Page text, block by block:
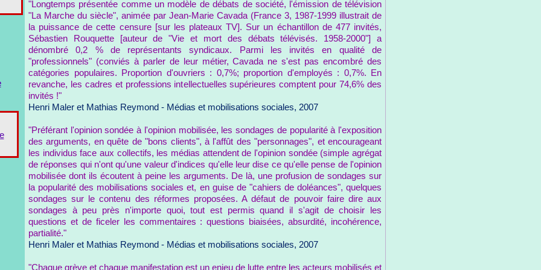
"Longtemps présentée comme un modèle de débats de société, l'émission de télévision
"La Marche du siècle", animée par Jean-Marie Cavada (France 3, 1987-1999 illustrait de
la puissance de cette censure [sur les plateaux TV]. Sur un échantillon de 477 invités,
Sébastien Rouquette [auteur de "Vie et mort des débats télévisés. 1958-2000"] a
dénombré 0,2 % de représentants syndicaux. Parmi les invités en qualité de
"professionnels" (conviés à parler de leur métier, Cavada ne s'est pas encombré des
catégories populaires. Proportion d'ouvriers : 0,7%; proportion d'employés : 0,7%. En
revanche, les cadres et professions intellectuelles supérieures comptent pour 74,6% des
invités !"
Henri Maler et Mathias Reymond - Médias et mobilisations sociales, 2007
"Préférant l'opinion sondée à l'opinion mobilisée, les sondages de popularité à l'exposition
des arguments, en quête de "bons clients", à l'affût des "personnages", et encourageant
les individus face aux collectifs, les médias attendent de l'opinion sondée (simple agrégat
de réponses qui n'ont qu'une valeur d'indices qu'elle leur dise ce qu'elle pense de l'opinion
mobilisée dont ils écoutent à peine les arguments. De là, une profusion de sondages sur
la popularité des mobilisations sociales et, en guise de "cahiers de doléances", quelques
sondages sur le contenu des réformes proposées. A défaut de pouvoir faire dire aux
sondages à peu près n'importe quoi, tout est permis quand il s'agit de choisir les
questions et de ficeler les commentaires : questions biaisées, absurdité, incohérence,
partialité."
Henri Maler et Mathias Reymond - Médias et mobilisations sociales, 2007
"Chaque grève et chaque manifestation est un enjeu de lutte entre les acteurs mobilisés et